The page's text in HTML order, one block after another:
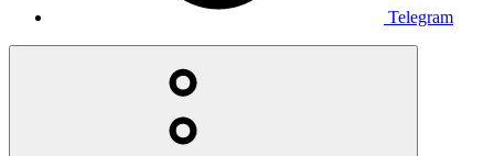
Telegram